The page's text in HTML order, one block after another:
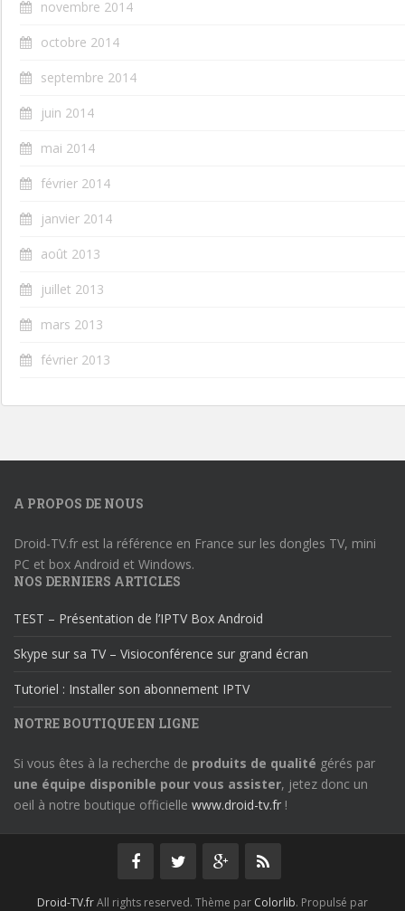
novembre 2014
octobre 2014
septembre 2014
juin 2014
mai 2014
février 2014
janvier 2014
août 2013
juillet 2013
mars 2013
février 2013
A PROPOS DE NOUS
Droid-TV.fr est la référence en France sur les dongles TV, mini
PC et box Android et Windows.
NOS DERNIERS ARTICLES
TEST – Présentation de l’IPTV Box Android
Skype sur sa TV – Visioconférence sur grand écran
Tutoriel : Installer son abonnement IPTV
NOTRE BOUTIQUE EN LIGNE
Si vous êtes à la recherche de produits de qualité gérés par
une équipe disponible pour vous assister, jetez donc un
oeil à notre boutique officielle www.droid-tv.fr !
Droid-TV.frAll rights reserved. Thème par Colorlib. Propulsé par